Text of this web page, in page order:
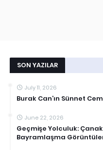
SON YAZILAR
July 11, 2026
Burak Can’ın Sünnet
June 22, 2026
Geçmişe Yolculuk:
Bayramlaşma